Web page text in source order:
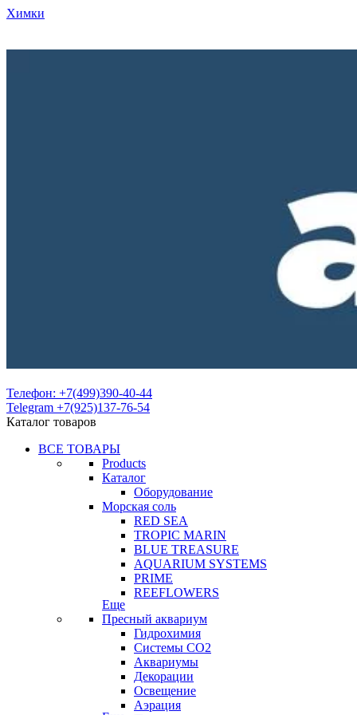
Химки
Телефон: +7(499)390-40-44
Telegram +7(925)137-76-54
Каталог товаров
ВСЕ ТОВАРЫ
Products
Каталог
Оборудование
Морская соль
RED SEA
TROPIC MARIN
BLUE TREASURE
AQUARIUM SYSTEMS
PRIME
REEFLOWERS
Еще
Пресный аквариум
Гидрохимия
Системы СО2
Аквариумы
Декорации
Освещение
Аэрация